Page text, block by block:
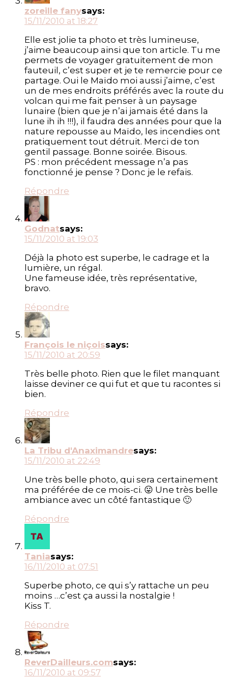
zoreille fanysays:
15/11/2010 at 18:27
Elle est jolie ta photo et très lumineuse,
j’aime beaucoup ainsi que ton article. Tu me
permets de voyager gratuitement de mon
fauteuil, c’est super et je te remercie pour ce
partage. Oui le Maïdo moi aussi j’aime, c’est
un de mes endroits préférés avec la route du
volcan qui me fait penser à un paysage
lunaire (bien que je n’ai jamais été dans la
lune ih ih !!!), il faudra des années pour que la
nature repousse au Maïdo, les incendies ont
pratiquement tout détruit. Merci de ton
gentil passage. Bonne soirée. Bisous.
PS : mon précédent message n’a pas
fonctionné je pense ? Donc je le refais.
Répondre
Godnatsays:
15/11/2010 at 19:03
Déjà la photo est superbe, le cadrage et la
lumière, un régal.
Une fameuse idée, très représentative,
bravo.
Répondre
François le niçoissays:
15/11/2010 at 20:59
Très belle photo. Rien que le filet manquant
laisse deviner ce qui fut et que tu racontes si
bien.
Répondre
La Tribu d'Anaximandresays:
15/11/2010 at 22:49
Une très belle photo, qui sera certainement
ma préférée de ce mois-ci. 😛 Une très belle
ambiance avec un côté fantastique 🙂
Répondre
Taniasays:
16/11/2010 at 07:51
Superbe photo, ce qui s’y rattache un peu
moins …c’est ça aussi la nostalgie !
Kiss T.
Répondre
ReverDailleurs.comsays:
16/11/2010 at 09:57